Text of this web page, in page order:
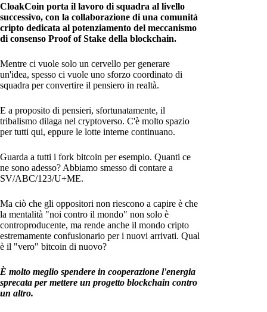
CloakCoin porta il lavoro di squadra al livello
successivo, con la collaborazione di una comunità
cripto dedicata al potenziamento del meccanismo
di consenso Proof of Stake della blockchain.
Mentre ci vuole solo un cervello per generare
un'idea, spesso ci vuole uno sforzo coordinato di
squadra per convertire il pensiero in realtà.
E a proposito di pensieri, sfortunatamente, il
tribalismo dilaga nel cryptoverso. C'è molto spazio
per tutti qui, eppure le lotte interne continuano.
Guarda a tutti i fork bitcoin per esempio. Quanti ce
ne sono adesso? Abbiamo smesso di contare a
SV/ABC/123/U+ME.
Ma ciò che gli oppositori non riescono a capire è che
la mentalità "noi contro il mondo" non solo è
controproducente, ma rende anche il mondo cripto
estremamente confusionario per i nuovi arrivati. Qual
è il "vero" bitcoin di nuovo?
È molto meglio spendere in cooperazione l'energia
sprecata per mettere un progetto blockchain contro
un altro.